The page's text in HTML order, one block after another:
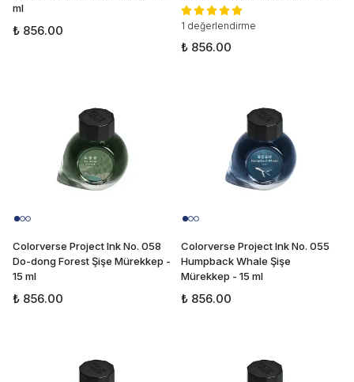
ml
₺ 856.00 1 değerlendirme
₺ 856.00
Colorverse Project Ink No. 058
Do-dong Forest Şişe Mürekkep -
15 ml
₺ 856.00
Colorverse Project Ink No. 055
Humpback Whale Şişe
Mürekkep - 15 ml
₺ 856.00